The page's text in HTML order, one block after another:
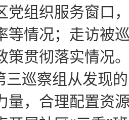
党组织服务窗口
等情况；走访被
策贯彻落实情况
察组从发现的
量，合理配置资